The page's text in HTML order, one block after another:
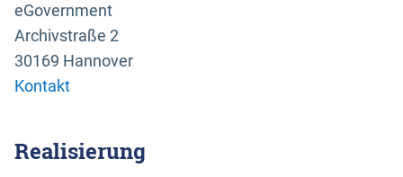
eGovernment
Archivstraße 2
30169 Hannover
Kontakt
Realisierung